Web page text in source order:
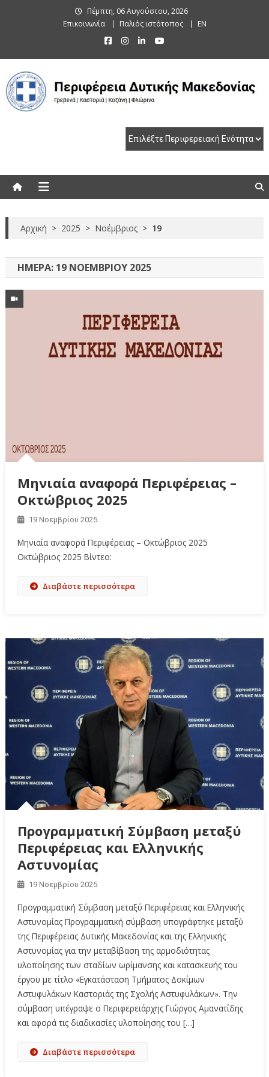
Πέμπτη, 06 Αυγούστου, 2026
Επικοινωνία
Παλιός ιστότοπος EN
Αρχική > 2025 > Νοέμβριος > 19
ΗΜΈΡΑ: 19 ΝΟΕΜΒΡΊΟΥ 2025
Μηνιαία αναφορά Περιφέρειας –
Οκτώβριος 2025
19 Νοεμβρίου 2025
Μηνιαία αναφορά Περιφέρειας – Οκτώβριος 2025
Οκτώβριος 2025 Βίντεο:
Διαβάστε περισσότερα
Προγραμματική Σύμβαση μεταξύ
Περιφέρειας και Ελληνικής
Αστυνομίας
19 Νοεμβρίου 2025
Προγραμματική Σύμβαση μεταξύ Περιφέρειας και Ελληνικής
Αστυνομίας Προγραμματική σύμβαση υπογράφτηκε μεταξύ
της Περιφέρειας Δυτικής Μακεδονίας και της Ελληνικής
Αστυνομίας για την μεταβίβαση της αρμοδιότητας
υλοποίησης των σταδίων ωρίμανσης και κατασκευής του
έργου με τίτλο «Εγκατάσταση Τμήματος Δοκίμων
Αστυφυλάκων Καστοριάς της Σχολής Αστυφυλάκων». Την
σύμβαση υπέγραψε ο Περιφερειάρχης Γιώργος Αμανατίδης
και αφορά τις διαδικασίες υλοποίησης του […]
Διαβάστε περισσότερα